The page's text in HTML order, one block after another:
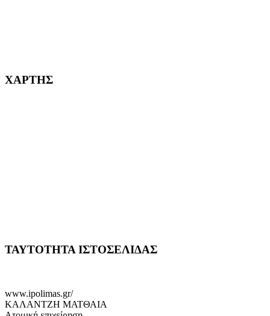
ΧΑΡΤΗΣ
ΤΑΥΤΟΤΗΤΑ ΙΣΤΟΣΕΛΙΔΑΣ
www.ipolimas.gr/
ΚΑΛΑΝΤΖΗ ΜΑΤΘΑΙΑ